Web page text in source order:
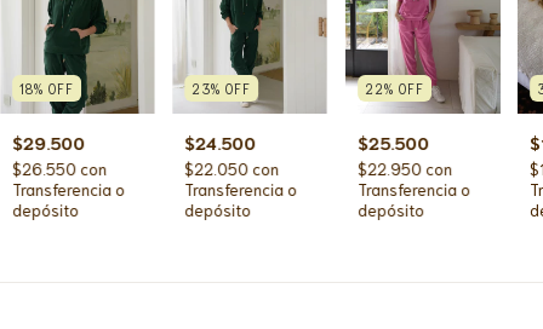
18% OFF
$29.500
$26.550con
Transferencia o
depósito
23%OFF
$24.500
$22.050con
Transferencia o
depósito
22% OFF
$25.500
$22.950con
Transferencia o
depósito